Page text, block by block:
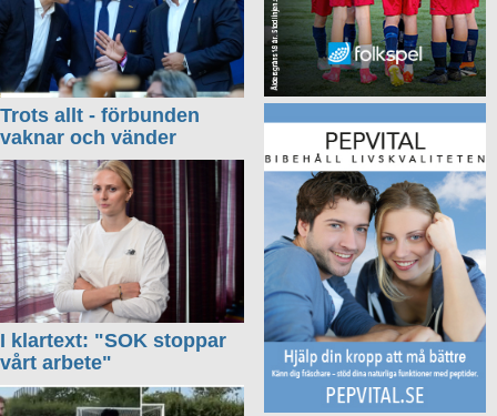
Trots allt - förbunden
vaknar och vänder
I klartext: "SOK stoppar
vårt arbete"